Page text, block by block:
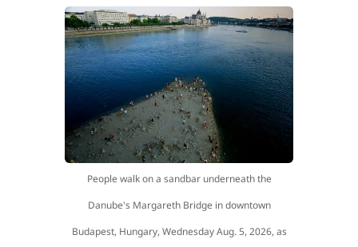
People walk on a sandbar underneath the
Danube's Margareth Bridge in downtown
Budapest, Hungary, Wednesday Aug. 5, 2026, as